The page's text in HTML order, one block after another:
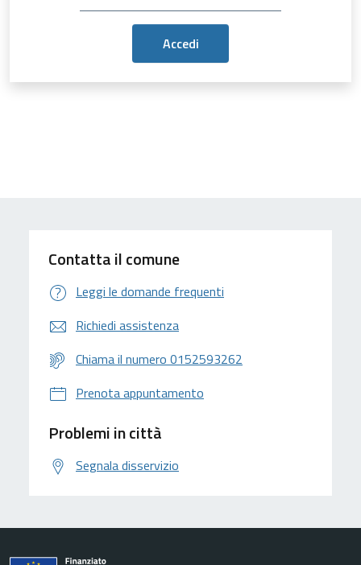
Contatta il comune
Leggi le domande frequenti
Richiedi assistenza
Chiama il numero 0152593262
Prenota appuntamento
Problemi in città
Segnala disservizio